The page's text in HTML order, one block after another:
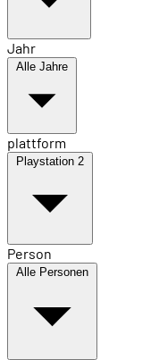
Jahr
Alle Jahre
plattform
Playstation 2
Person
Alle Personen